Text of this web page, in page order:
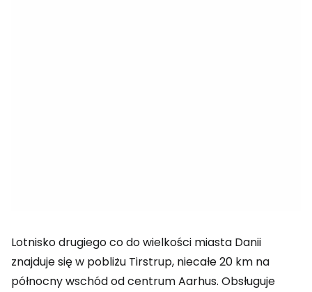
Lotnisko drugiego co do wielkości miasta Danii
znajduje się w pobliżu Tirstrup, niecałe 20 km na
północny wschód od centrum Aarhus. Obsługuje